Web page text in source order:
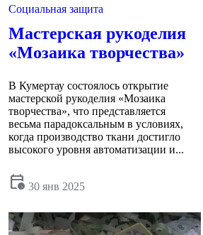
Социальная защита
Мастерская рукоделия
«Мозаика творчества»
В Кумертау состоялось открытие
мастерской рукоделия «Мозаика
творчества», что представляется
весьма парадоксальным в условиях,
когда производство ткани достигло
высокого уровня автоматизации и...
calendar_clock 30 янв 2025